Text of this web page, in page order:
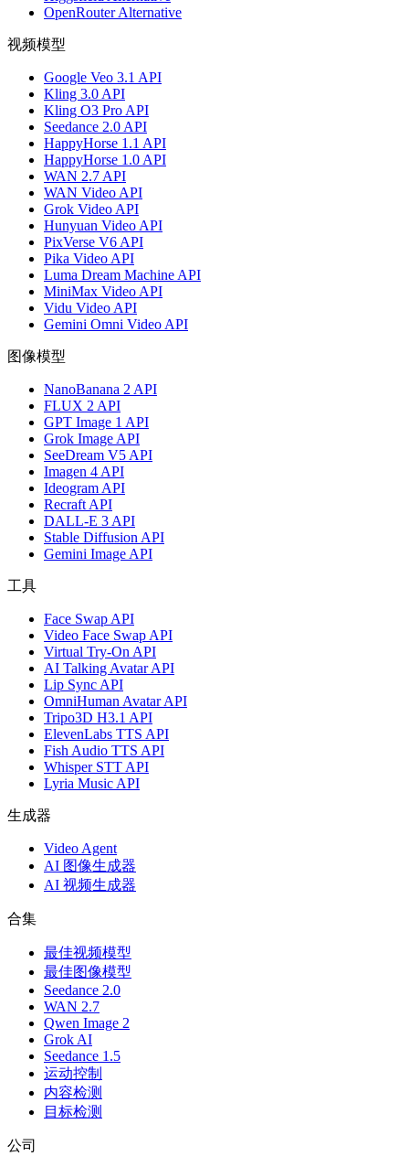
OpenRouter Alternative
视频模型
Google Veo 3.1 API
Kling 3.0 API
Kling O3 Pro API
Seedance 2.0 API
HappyHorse 1.1 API
HappyHorse 1.0 API
WAN 2.7 API
WAN Video API
Grok Video API
Hunyuan Video API
PixVerse V6 API
Pika Video API
Luma Dream Machine API
MiniMax Video API
Vidu Video API
Gemini Omni Video API
图像模型
NanoBanana 2 API
FLUX 2 API
GPT Image 1 API
Grok Image API
SeeDream V5 API
Imagen 4 API
Ideogram API
Recraft API
DALL-E 3 API
Stable Diffusion API
Gemini Image API
工具
Face Swap API
Video Face Swap API
Virtual Try-On API
AI Talking Avatar API
Lip Sync API
OmniHuman Avatar API
Tripo3D H3.1 API
ElevenLabs TTS API
Fish Audio TTS API
Whisper STT API
Lyria Music API
生成器
Video Agent
AI 图像生成器
AI 视频生成器
合集
最佳视频模型
最佳图像模型
Seedance 2.0
WAN 2.7
Qwen Image 2
Grok AI
Seedance 1.5
运动控制
内容检测
目标检测
公司